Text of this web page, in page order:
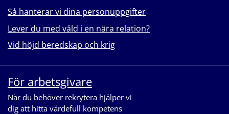
Så hanterar vi dina personuppgifter
Lever du med våld i en nära relation?
Vid höjd beredskap och krig
För arbetsgivare
När du behöver rekrytera hjälper vi
dig att hitta värdefull kompetens